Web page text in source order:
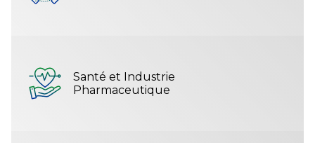
Santé et Industrie
Pharmaceutique